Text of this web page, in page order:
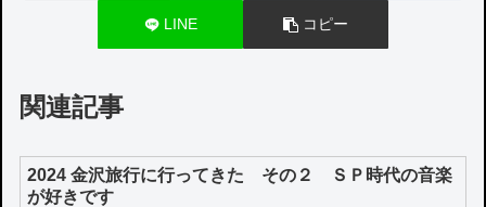
LINE コピー
関連記事
2024 金沢旅行に行ってきた その２ ＳＰ時代の音楽
が好きです